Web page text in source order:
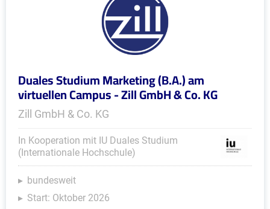
Duales Studium Marketing (B.A.) am
virtuellen Campus - Zill GmbH & Co. KG
Zill GmbH & Co. KG
In Kooperation mit IU Duales Studium
(Internationale Hochschule)
bundesweit
Start: Oktober 2026